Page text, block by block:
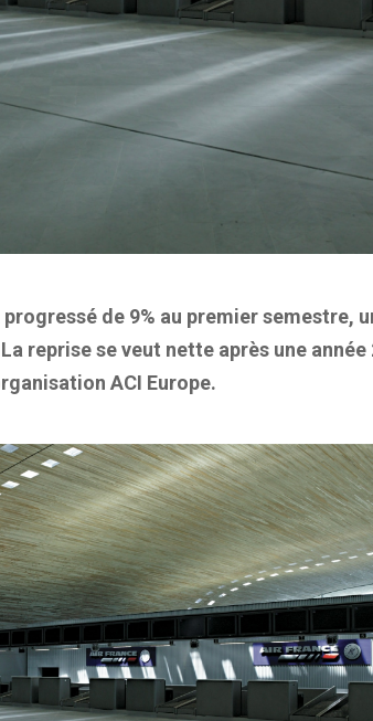
de 9% au premier semestre,
reprise se veut nette après une
ACI Europe.